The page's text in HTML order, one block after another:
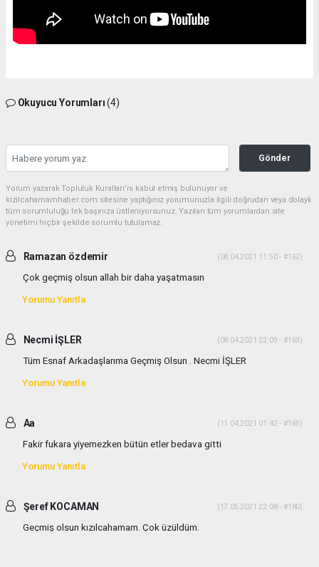
Okuyucu Yorumları(4)
Gönder
Yorum yazarak Topluluk Kuralları’nı kabul etmiş bulunuyor ve
kizilcahamamhaber.com sitesine yaptığınız yorumunuzla ilgili doğrudan veya dolaylı
tüm sorumluluğu tek başınıza üstleniyorsunuz. Yazılan tüm yorumlardan site
yönetimi hiçbir şekilde sorumlu tutulamaz.
Ramazan özdemir (08.04.2021 11:50 - #162)
Çok geçmiş olsun allah bir daha yaşatmasın
Yorumu Yanıtla
Necmi İŞLER (08.04.2021 22:09 - #163)
Tüm Esnaf Arkadaşlarıma Geçmiş Olsun . Necmi İŞLER
Yorumu Yanıtla
Aa (11.04.2021 01:42 - #165)
Fakir fukara yiyemezken bütün etler bedava gitti
Yorumu Yanıtla
Şeref KOCAMAN (17.05.2021 22:08 - #180)
Geçmiş olsun kızılcahamam. Çok üzüldüm.